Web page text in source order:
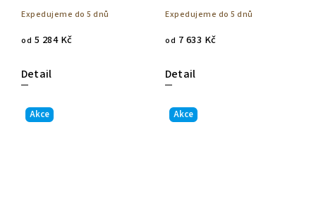
Expedujeme do 5 dnů
od 5 284 Kč
Detail
Expedujeme do 5 dnů
od 7 633 Kč
Detail
Akce Akce